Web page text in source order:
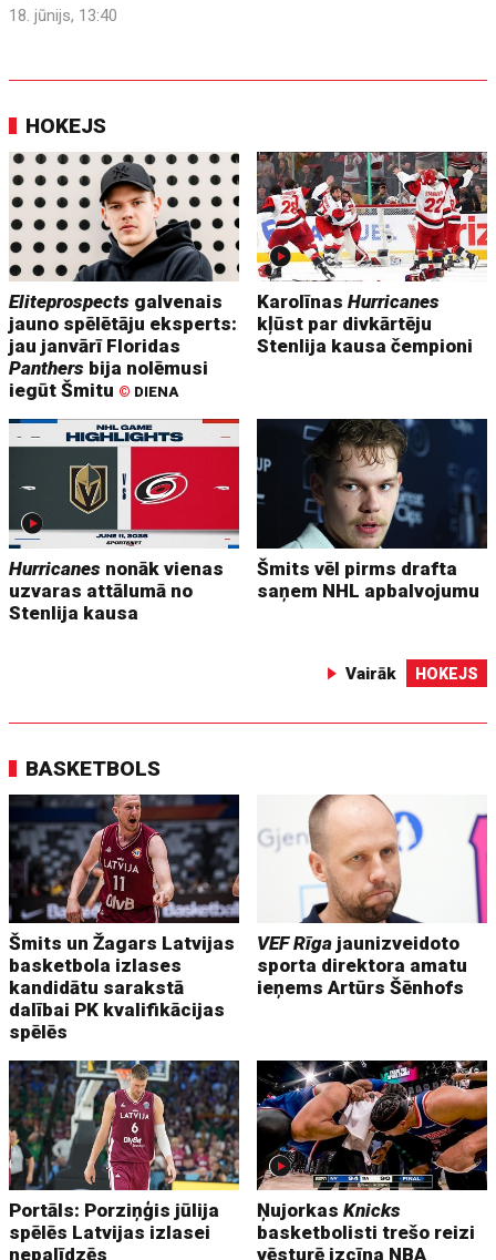
18. jūnijs, 13:40
HOKEJS
Eliteprospects galvenais
jauno spēlētāju eksperts:
jau janvārī Floridas
Panthers bija nolēmusi
iegūt Šmitu © DIENA
KarolīnasHurricanes
kļūst par divkārtēju
Stenlija kausa čempioni
Hurricanes nonāk vienas
uzvaras attālumā no
Stenlija kausa
Šmits vēl pirms drafta
saņem NHL apbalvojumu
Vairāk HOKEJS
BASKETBOLS
Šmits un Žagars Latvijas
basketbola izlases
kandidātu sarakstā
dalībai PK kvalifikācijas
spēlēs
VEF Rīga jaunizveidoto
sporta direktora amatu
ieņems Artūrs Šēnhofs
Portāls: Porziņģis jūlija
spēlēs Latvijas izlasei
nepalīdzēs
ŅujorkasKnicks
basketbolisti trešo reizi
vēsturē izcīna NBA